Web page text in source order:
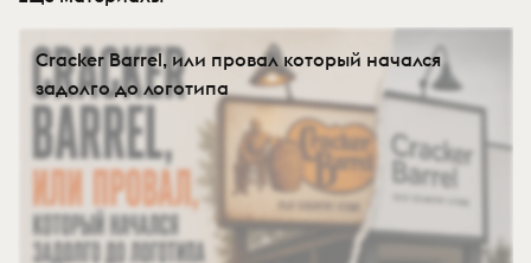
Cracker Barrel, или провал который начался
задолго до логотипа